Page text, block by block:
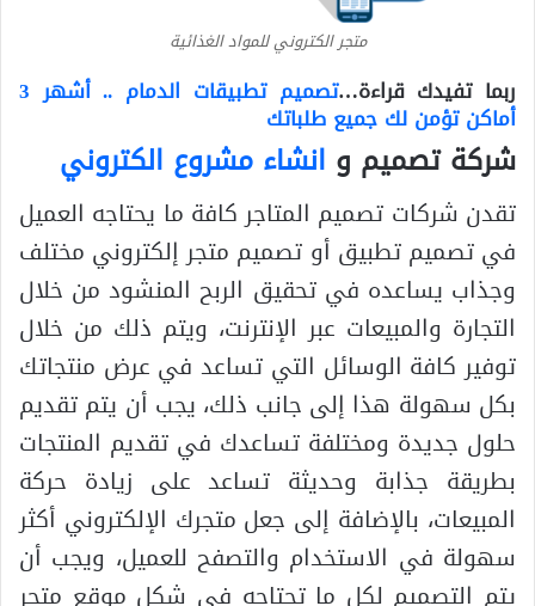
متجر الكتروني للمواد الغذائية
ربما تفيدك قراءة… تصميم تطبيقات الدمام .. أشهر 3
أماكن تؤمن لك جميع طلباتك
شركة تصميم و انشاء مشروع الكتروني
تقدن شركات تصميم المتاجر كافة ما يحتاجه العميل
في تصميم تطبيق أو تصميم متجر إلكتروني مختلف
وجذاب يساعده في تحقيق الربح المنشود من خلال
التجارة والمبيعات عبر الإنترنت، ويتم ذلك من خلال
توفير كافة الوسائل التي تساعد في عرض منتجاتك
بكل سهولة هذا إلى جانب ذلك، يجب أن يتم تقديم
حلول جديدة ومختلفة تساعدك في تقديم المنتجات
بطريقة جذابة وحديثة تساعد على زيادة حركة
المبيعات، بالإضافة إلى جعل متجرك الإلكتروني أكثر
سهولة في الاستخدام والتصفح للعميل، ويجب أن
يتم التصميم لكل ما تحتاجه في شكل موقع متجر